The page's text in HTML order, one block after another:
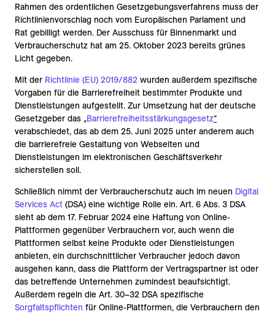
Rahmen des ordentlichen Gesetzgebungsverfahrens muss der
Richtlinienvorschlag noch vom Europäischen Parlament und
Rat gebilligt werden. Der Ausschuss für Binnenmarkt und
Verbraucherschutz hat am 25. Oktober 2023 bereits grünes
Licht gegeben.
Mit der Richtlinie (EU) 2019/882 wurden außerdem spezifische
Vorgaben für die Barrierefreiheit bestimmter Produkte und
Dienstleistungen aufgestellt. Zur Umsetzung hat der deutsche
Gesetzgeber das „Barrierefreiheitsstärkungsgesetz“
verabschiedet, das ab dem 25. Juni 2025 unter anderem auch
die barrierefreie Gestaltung von Webseiten und
Dienstleistungen im elektronischen Geschäftsverkehr
sicherstellen soll.
Schließlich nimmt der Verbraucherschutz auch im neuen Digital
Services Act (DSA) eine wichtige Rolle ein. Art. 6 Abs. 3 DSA
sieht ab dem 17. Februar 2024 eine Haftung von Online-
Plattformen gegenüber Verbrauchern vor, auch wenn die
Plattformen selbst keine Produkte oder Dienstleistungen
anbieten, ein durchschnittlicher Verbraucher jedoch davon
ausgehen kann, dass die Plattform der Vertragspartner ist oder
das betreffende Unternehmen zumindest beaufsichtigt.
Außerdem regeln die Art. 30–32 DSA spezifische
Sorgfaltspflichten für Online-Plattformen, die Verbrauchern den